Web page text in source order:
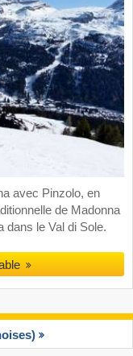
avec Pinzolo, en
de Madonna
dans le Val di Sole.